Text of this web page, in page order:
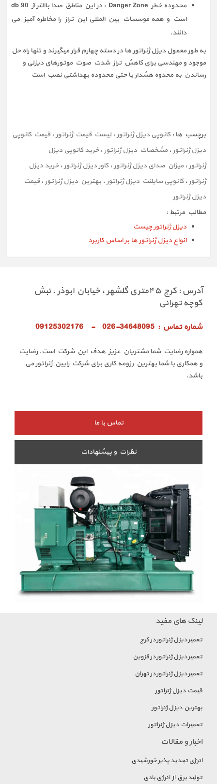
محدوده خطر Danger Zone : در این مناطق صدا باالتر از 90 db
است و همه موسسات بین المللی این تراز را مخاطره آمیز می
دانند.
به طور معمول دیزل ژنراتور ها در دسته چهارم قرار میگیرند و تنها راه حل
موجود و مهندسی برای کاهش تراز شدت صوت موتورهای دیزلی و
رساندن به محدوه هشدار یا حتی محدوده بهداشتی نصب است
قیمت کانوپی دیزل ژنراتور
خرید کانوپی دیزل ژنراتور
فروش کانوپی دیزل ژنراتور
تولید کانوپی دیزل ژنراتور
کانوپی دیزل ژنراتور ارزان
برچسب ها :کانوپی دیزل ژنراتور،لیست قیمت ژنراتور،قیمت کانوپی
دیزل ژنراتور،مشخصات دیزل ژنراتور،خرید کانوپی دیزل
ژنراتور،میزان صدای دیزل ژنراتور،کاور دیزل ژنراتور،خرید دیزل
ژنراتور،کانوپی سایلنت دیزل ژنراتور،بهترین دیزل ژنراتور،قیمت
دیزل ژنراتور
مطالب مرتبط :
دیزل ژنراتور چیست
انواع دیزل ژنراتور ها بر اساس کاربرد
آدرس : کرج ۴۵متری گلشهر ، خیابان ابوذر ، نبش
کوچه تهرانی
شماره تماس : 34648095-026 - 09125302176
همواره رضایت شما مشتریان عزیز هدف این شرکت است. رضایت
و همکاری با شما بهترین رزومه کاری برای شرکت رابین ژنراتور می
باشد.
تماس با ما
نظرات و پیشنهادات
لینک های مفید
تعمیر دیزل ژنراتور در کرج
تعمیر دیزل ژنراتور در قزوین
تعمیر دیزل ژنراتور در تهران
قیمت دیزل ژنراتور
بهترین دیزل ژنراتور
تعمیرات دیزل ژنراتور
اخبار و مقالات
انرژی تجدید پذیر خورشیدی
تولید برق از انرژی بادی